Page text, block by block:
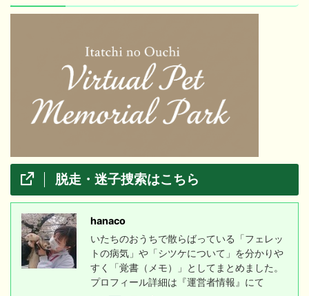
脱走・迷子捜索はこちら
hanaco
いたちのおうちで散らばっている「フェレッ
トの病気」や「シツケについて」を分かりや
すく「覚書（メモ）」としてまとめました。
プロフィール詳細は『運営者情報』にて